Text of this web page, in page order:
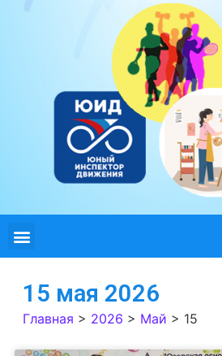
15 мая 2026
Главная > 2026 > Май > 15